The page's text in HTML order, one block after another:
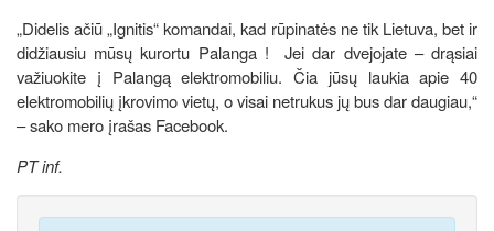
„Didelis ačiū „Ignitis“ komandai, kad rūpinatės ne tik Lietuva, bet ir
didžiausiu mūsų kurortu Palanga ! Jei dar dvejojate – drąsiai
važiuokite į Palangą elektromobiliu. Čia jūsų laukia apie 40
elektromobilių įkrovimo vietų, o visai netrukus jų bus dar daugiau,“
– sako mero įrašas Facebook.
PT inf.